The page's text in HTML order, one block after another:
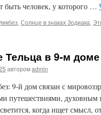
быть человек, у которого …
, Солнце в знаках Зодиака,
Тельца в 9-м доме
авторомadmin
9-й дом связан с
путешествиями,
когда ищет смысл,